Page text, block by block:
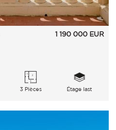
1 190 000 EUR
3 Pièces Étage last